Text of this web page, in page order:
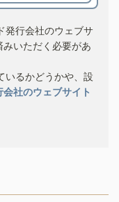
発行会社のウェブサ
いただく必要があ
いるかどうかや、設
会社のウェブサイト